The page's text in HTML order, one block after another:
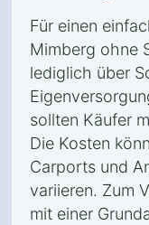
Für einen
Mimberg ohne
lediglich über
sollten Käufer
Die Kosten
Carports und
variieren. Zum
mit einer